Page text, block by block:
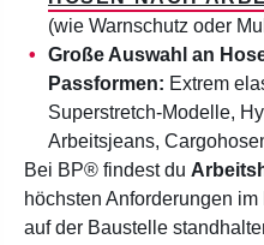
(wie Warnschutz oder
Große Auswahl an
Passformen: Extrem
Superstretch-Modelle,
Arbeitsjeans,
Bei BP® findest du
höchsten Anforderungen
auf der Baustelle